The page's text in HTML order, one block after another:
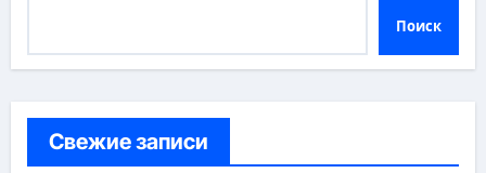
Поиск
Свежие записи